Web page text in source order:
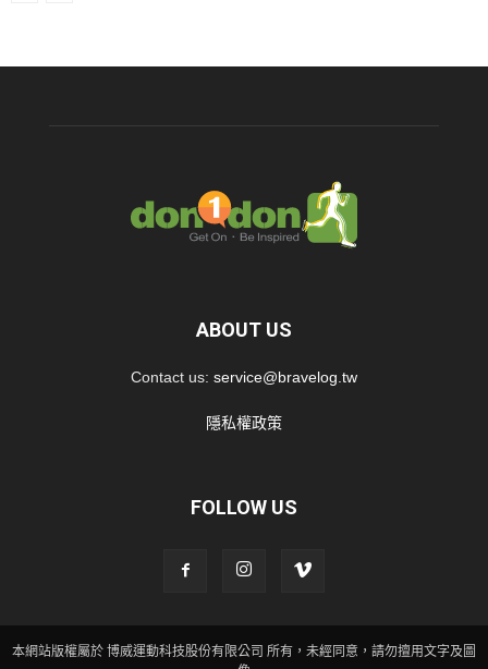
ABOUT US
Contact us: service@bravelog.tw
隱私權政策
FOLLOW US
本網站版權屬於 博威運動科技股份有限公司 所有，未經同意，請勿擅用文字及圖